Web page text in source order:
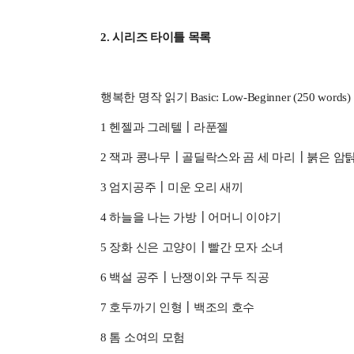
2. 시리즈 타이틀 목록
행복한 명작 읽기 Basic: Low-Beginner (250 words)
1 헨젤과 그레텔┃라푼젤
2 잭과 콩나무┃골딜락스와 곰 세 마리┃붉은 암
3 엄지공주┃미운 오리 새끼
4 하늘을 나는 가방┃어머니 이야기
5 장화 신은 고양이┃빨간 모자 소녀
6 백설 공주┃난쟁이와 구두 직공
7 호두까기 인형┃백조의 호수
8 톰 소여의 모험